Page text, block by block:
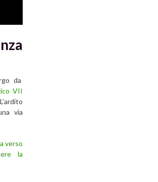
da
VII
via
verso
la